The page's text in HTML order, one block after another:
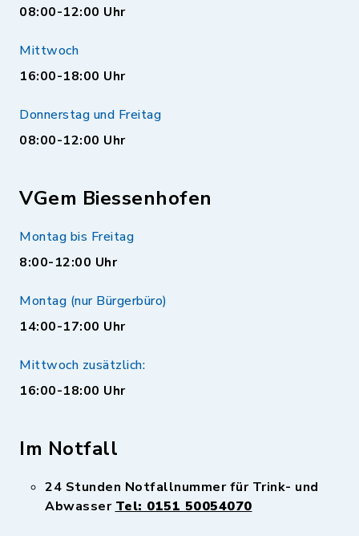
08:00-12:00 Uhr
Mittwoch
16:00-18:00 Uhr
Donnerstag und Freitag
08:00-12:00 Uhr
VGem Biessenhofen
Montag bis Freitag
8:00-12:00 Uhr
Montag (nur Bürgerbüro)
14:00-17:00 Uhr
Mittwoch zusätzlich:
16:00-18:00 Uhr
Im Notfall
24 Stunden Notfallnummer für Trink- und
Abwasser Tel: 0151 50054070